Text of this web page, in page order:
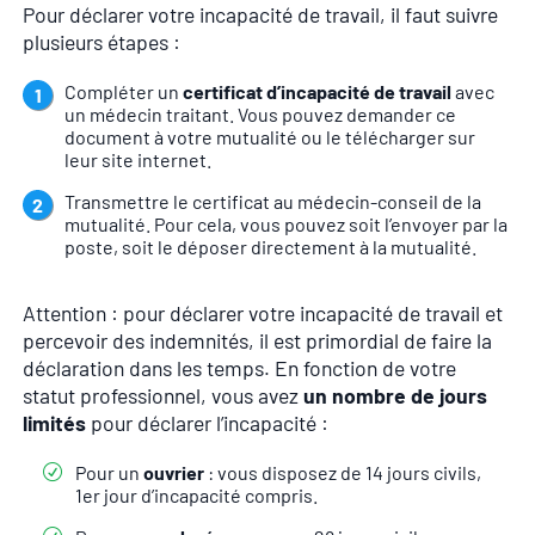
Pour déclarer votre incapacité de travail, il faut suivre
plusieurs étapes :
Compléter un certificat d’incapacité de travail avec
un médecin traitant. Vous pouvez demander ce
document à votre mutualité ou le télécharger sur
leur site internet.
Transmettre le certificat au médecin-conseil de la
mutualité. Pour cela, vous pouvez soit l’envoyer par la
poste, soit le déposer directement à la mutualité.
Attention : pour déclarer votre incapacité de travail et
percevoir des indemnités, il est primordial de faire la
déclaration dans les temps. En fonction de votre
statut professionnel, vous avezun nombre de jours
limités pour déclarer l’incapacité :
Pour un ouvrier : vous disposez de 14 jours civils,
1er jour d’incapacité compris.